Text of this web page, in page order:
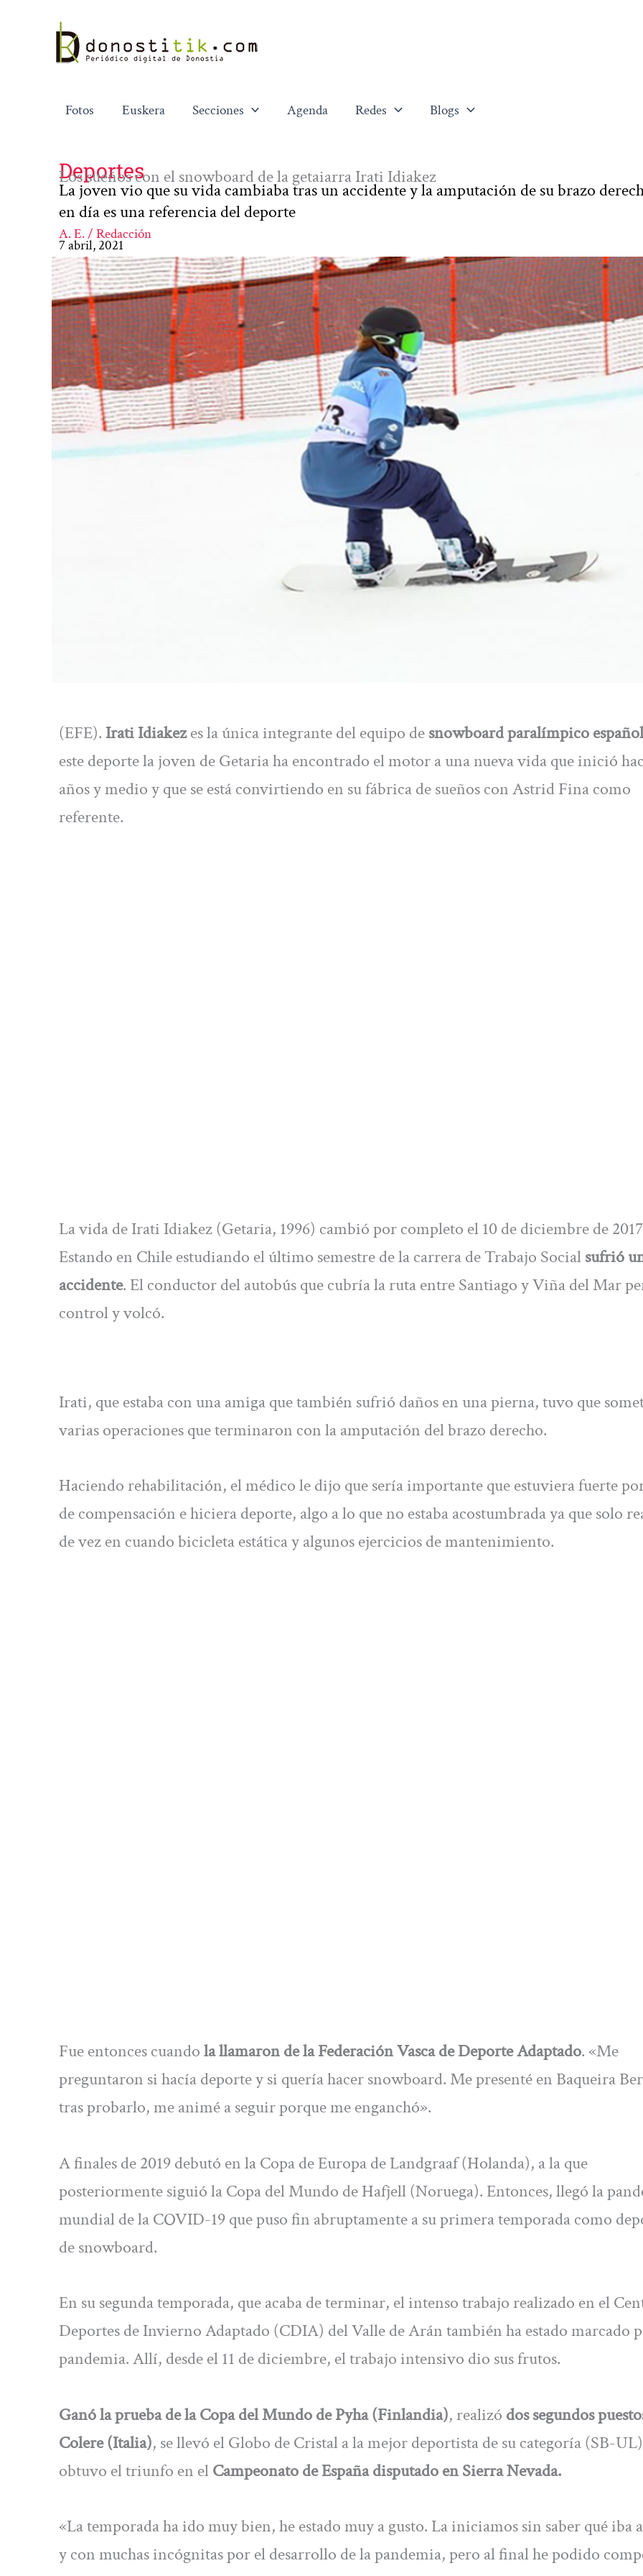
contenido
Fotos Euskera Secciones Agenda Redes Blogs
Deportes
Los sueños con el snowboard de la getaiarra Irati Idiakez
La joven vio que su vida cambiaba tras un accidente y la amputación de su brazo
en día es una referencia del deporte
A. E. / Redacción
7 abril, 2021
(EFE). Irati Idiakezes la única integrante del equipo desnowboard paralímpico español
este deporte la joven de Getaria ha encontrado el motor a una nueva vida que inició
años y medio y que se está convirtiendo en su fábrica de sueños con Astrid Fina como
referente.
La vida de Irati Idiakez (Getaria, 1996) cambió por completo el 10 de diciembre de
Estando en Chile estudiando el último semestre de la carrera de Trabajo Socialsufrió
accidente. El conductor del autobús que cubría la ruta entre Santiago y Viña del Mar
control y volcó.
Irati, que estaba con una amiga que también sufrió daños en una pierna, tuvo que
varias operaciones que terminaron con la amputación del brazo derecho.
Haciendo rehabilitación, el médico le dijo que sería importante que estuviera fuerte
de compensación e hiciera deporte, algo a lo que no estaba acostumbrada ya que solo
de vez en cuando bicicleta estática y algunos ejercicios de mantenimiento.
Fue entonces cuandola llamaron de la Federación Vasca de Deporte Adaptado. «Me
preguntaron si hacía deporte y si quería hacer snowboard. Me presenté en Baqueira
tras probarlo, me animé a seguir porque me enganchó».
A finales de 2019 debutó en la Copa de Europa de Landgraaf (Holanda), a la que
posteriormente siguió la Copa del Mundo de Hafjell (Noruega). Entonces, llegó la
mundial de la COVID-19 que puso fin abruptamente a su primera temporada como
de snowboard.
En su segunda temporada, que acaba de terminar, el intenso trabajo realizado en el
Deportes de Invierno Adaptado (CDIA) del Valle de Arán también ha estado marcado
pandemia. Allí, desde el 11 de diciembre, el trabajo intensivo dio sus frutos.
Ganó la prueba de la Copa del Mundo de Pyha (Finlandia), realizó dos segundos
Colere (Italia), se llevó el Globo de Cristal a la mejor deportista de su categoría (SB-
obtuvo el triunfo en elCampeonato de España disputado en Sierra Nevada.
«La temporada ha ido muy bien, he estado muy a gusto. La iniciamos sin saber qué iba
y con muchas incógnitas por el desarrollo de la pandemia, pero al final he podido